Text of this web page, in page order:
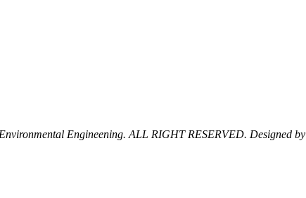
Engineening. ALL RIGHT RESERVED. Designed by